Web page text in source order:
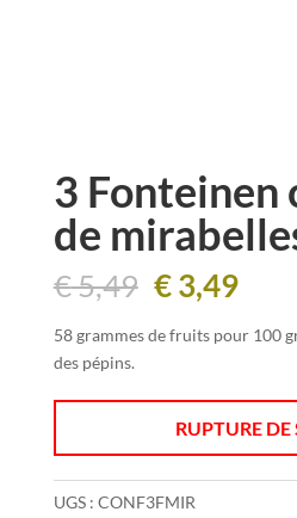
3
de
€5,49 Le
prix
initial
€ 5,49.
€3,49Le
€
58 grammes de fruits pour 100
des pépins.
RUPTURE DE
UGS : CONF3FMIR